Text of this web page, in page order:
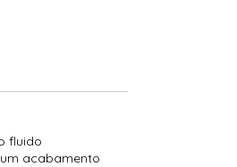
fluido
acabamento